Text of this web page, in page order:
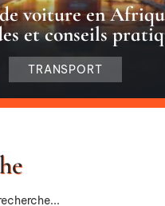
voiture en
et conseils
TRANSPORT